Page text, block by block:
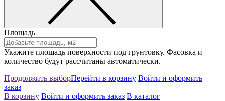
Площадь
Укажите площадь поверхности под грунтовку. Фасовка и
количество будут рассчитаны автоматически.
Продолжить выборПерейти в корзину Войти и оформить
заказ
В корзину Войти и оформить заказ В каталог